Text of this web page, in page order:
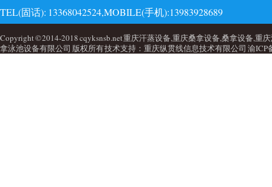
TEL(固话): 13368042524,MOBILE(手机):13983928689
Copyright © 2014-2018 cqyksnsb.net 重庆汗蒸设备,重庆桑拿设备,桑拿设备,重
拿泳池设备有限公司 版权所有 技术支持：重庆纵贯线信息技术有限公司 渝ICP